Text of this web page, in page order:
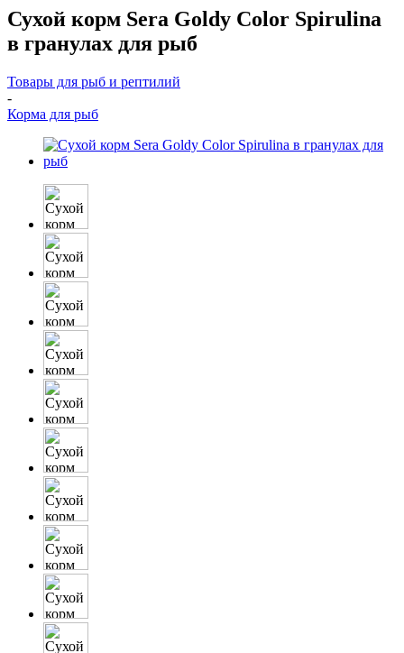
Сухой корм Sera Goldy Color Spirulina
в гранулах для рыб
Товары для рыб и рептилий
-
Корма для рыб